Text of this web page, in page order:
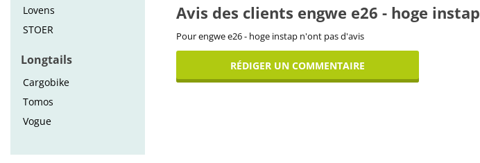
Lovens
STOER
Longtails
Cargobike
Tomos
Vogue
Avis des clients engwe e26 - hoge instap
Pour engwe e26 - hoge instap n'ont pas d'avis
RÉDIGER UN COMMENTAIRE